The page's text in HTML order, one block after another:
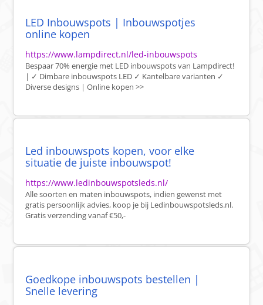
LED Inbouwspots | Inbouwspotjes
online kopen
https://www.lampdirect.nl/led-inbouwspots
Bespaar 70% energie met LED inbouwspots van Lampdirect!
| ✓ Dimbare inbouwspots LED ✓ Kantelbare varianten ✓
Diverse designs | Online kopen >>
Led inbouwspots kopen, voor elke
situatie de juiste inbouwspot!
https://www.ledinbouwspotsleds.nl/
Alle soorten en maten inbouwspots, indien gewenst met
gratis persoonlijk advies, koop je bij Ledinbouwspotsleds.nl.
Gratis verzending vanaf €50,-
Goedkope inbouwspots bestellen |
Snelle levering